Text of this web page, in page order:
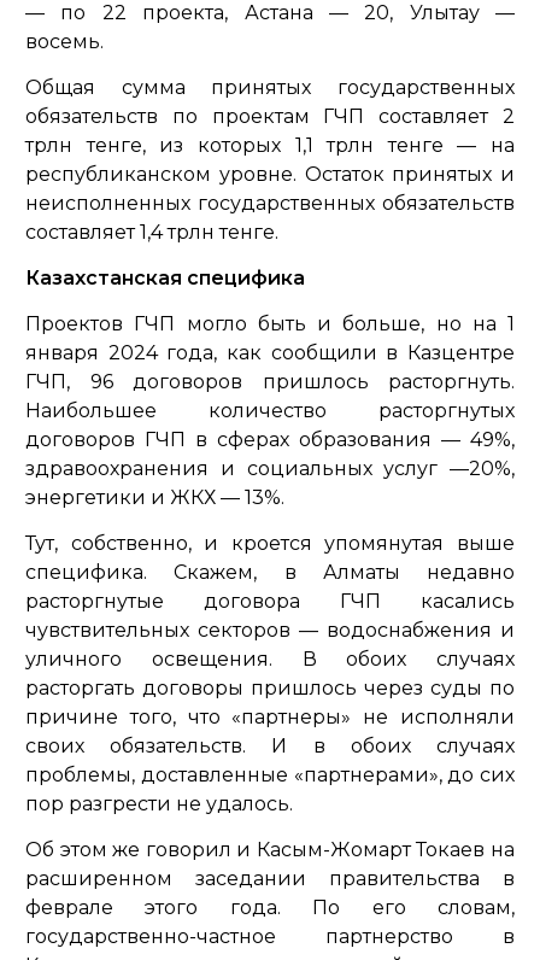
— по 22 проекта, Астана — 20, Улытау —
восемь.
Общая сумма принятых государственных
обязательств по проектам ГЧП составляет 2
трлн тенге, из которых 1,1 трлн тенге — на
республиканском уровне. Остаток принятых и
неисполненных государственных обязательств
составляет 1,4 трлн тенге.
Казахстанская специфика
Проектов ГЧП могло быть и больше, но на 1
января 2024 года, как сообщили в Казцентре
ГЧП, 96 договоров пришлось расторгнуть.
Наибольшее количество расторгнутых
договоров ГЧП в сферах образования — 49%,
здравоохранения и социальных услуг —20%,
энергетики и ЖКХ — 13%.
Тут, собственно, и кроется упомянутая выше
специфика. Скажем, в Алматы недавно
расторгнутые договора ГЧП касались
чувствительных секторов — водоснабжения и
уличного освещения. В обоих случаях
расторгать договоры пришлось через суды по
причине того, что «партнеры» не исполняли
своих обязательств. И в обоих случаях
проблемы, доставленные «партнерами», до сих
пор разгрести не удалось.
Об этом же говорил и Касым-Жомарт Токаев на
расширенном заседании правительства в
феврале этого года. По его словам,
государственно-частное партнерство в